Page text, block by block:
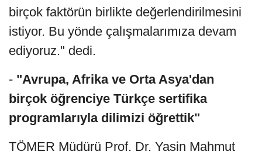
birçok faktörün birlikte değerlendirilmesini
istiyor. Bu yönde çalışmalarımıza devam
ediyoruz." dedi.
- "Avrupa, Afrika ve Orta Asya'dan
birçok öğrenciye Türkçe sertifika
programlarıyla dilimizi öğrettik"
TÖMER Müdürü Prof. Dr. Yasin Mahmut